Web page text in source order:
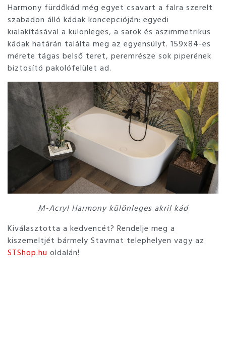
Harmony fürdőkád még egyet csavart a falra szerelt
szabadon álló kádak koncepcióján: egyedi
kialakításával a különleges, a sarok és aszimmetrikus
kádak határán találta meg az egyensúlyt. 159x84-es
mérete tágas belső teret, peremrésze sok piperének
biztosító pakolófelület ad.
M-Acryl Harmony különleges akril kád
Kiválasztotta a kedvencét? Rendelje meg a
kiszemeltjét bármely Stavmat telephelyen vagy az
STShop.hu oldalán!